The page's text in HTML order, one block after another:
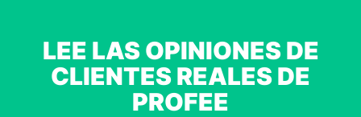
LEE LAS OPINIONES DE
CLIENTES REALES DE
PROFEE